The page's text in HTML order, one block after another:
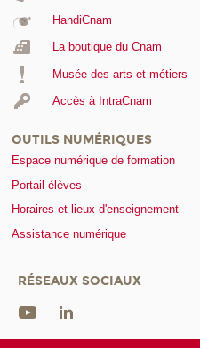
HandiCnam
La boutique du Cnam
Musée des arts et métiers
Accès à IntraCnam
OUTILS NUMÉRIQUES
Espace numérique de formation
Portail élèves
Horaires et lieux d'enseignement
Assistance numérique
RÉSEAUX SOCIAUX